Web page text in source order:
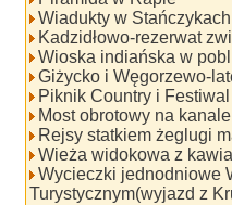
Wiadukty w Stańczykach
Kadzidłowo-rezerwat
Wioska indiańska w
Giżycko i Węgorzewo-
Piknik Country i
Most obrotowy na
Rejsy statkiem żeglugi
Wieża widokowa z
Wycieczki jednodniowe
Turystycznym(wyjazd z